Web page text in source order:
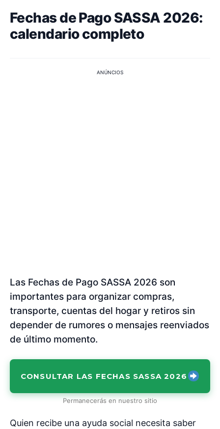
Fechas de Pago SASSA 2026:
calendario completo
ANÚNCIOS
Las Fechas de Pago SASSA 2026 son
importantes para organizar compras,
transporte, cuentas del hogar y retiros sin
depender de rumores o mensajes reenviados
de último momento.
CONSULTAR LAS FECHAS SASSA 2026
Permanecerás en nuestro sitio
Quien recibe una ayuda social necesita saber